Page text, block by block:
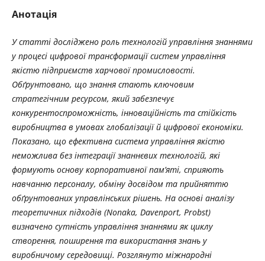
Анотація
У статті досліджено роль технологій управління знаннями
у процесі цифрової трансформації систем управління
якістю підприємств харчової промисловості.
Обґрунтовано, що знання стають ключовим
стратегічним ресурсом, який забезпечує
конкурентоспроможність, інноваційність та стійкість
виробництва в умовах глобалізації й цифрової економіки.
Показано, що ефективна система управління якістю
неможлива без інтеграції знаннєвих технологій, які
формують основу корпоративної пам’яті, сприяють
навчанню персоналу, обміну досвідом та прийняттю
обґрунтованих управлінських рішень. На основі аналізу
теоретичних підходів (Nonaka, Davenport, Probst)
визначено сутність управління знаннями як циклу
створення, поширення та використання знань у
виробничому середовищі. Розглянуто міжнародні